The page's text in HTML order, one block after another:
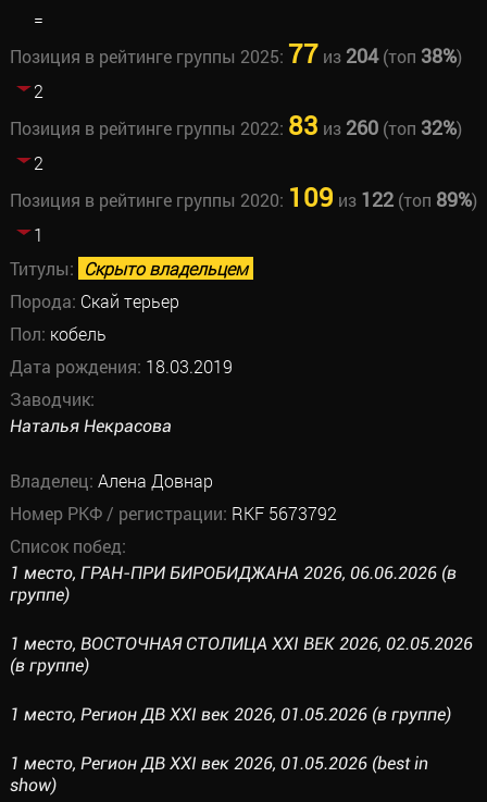
=
Позиция в рейтинге группы 2025: 77 из 204(топ 38%)
2
Позиция в рейтинге группы 2022: 83 из 260(топ 32%)
2
Позиция в рейтинге группы 2020: 109 из 122(топ 89%)
1
Титулы: Скрыто владельцем
Порода: Скай терьер
Пол: кобель
Дата рождения: 18.03.2019
Заводчик:
Наталья Некрасова
Владелец: Алена Довнар
Номер РКФ / регистрации: RKF 5673792
Список побед:
1 место, ГРАН-ПРИ БИРОБИДЖАНА 2026, 06.06.2026 (в
группе)
1 место, ВОСТОЧНАЯ СТОЛИЦА XXI ВЕК 2026, 02.05.2026
(в группе)
1 место, Регион ДВ XXI век 2026, 01.05.2026 (в группе)
1 место, Регион ДВ XXI век 2026, 01.05.2026 (best in
show)